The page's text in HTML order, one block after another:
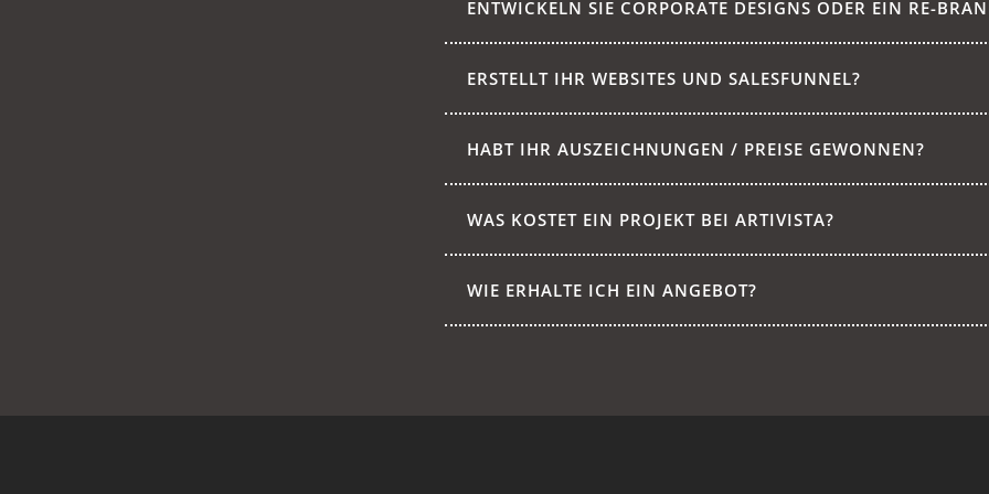
ENTWICKELN SIE CORPORATE DESIGNS ODER EIN RE-
ERSTELLT IHR WEBSITES UND SALESFUNNEL?
HABT IHR AUSZEICHNUNGEN / PREISE GEWONNEN?
WAS KOSTET EIN PROJEKT BEI ARTIVISTA?
WIE ERHALTE ICH EIN ANGEBOT?